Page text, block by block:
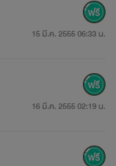
งใจ และเฝ้าคอยวน
ที่สาวน้อยเองก็เฝ้า
ต่ริคก็เหมือนซาตาน
15 มี.ค. 2555 06:33 น.
16 มี.ค. 2555 02:19 น.